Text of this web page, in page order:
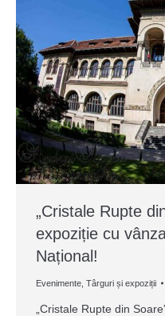
„Cristale Rupte
expoziție cu
Național!
Evenimente Târguri și expoziții
„Cristale Rupte din